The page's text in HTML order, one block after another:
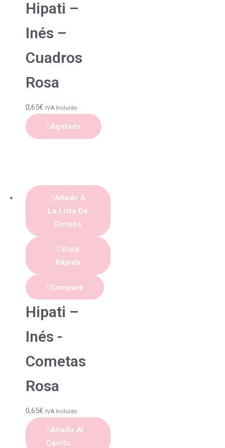
Hipati –
Inés –
Cuadros
Rosa
0,65€ IVA Incluido
Agotado
Añadir A
La Lista De
Deseos
Vista
Rápida
Compare
Hipati –
Inés -
Cometas
Rosa
0,65€ IVA Incluido
Añadir Al
Carrito